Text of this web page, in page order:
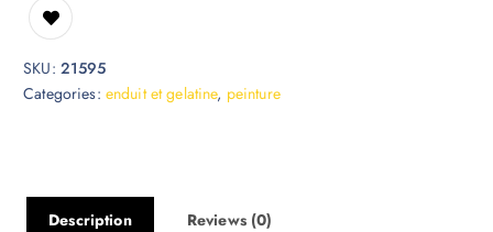
SKU: 21595
Categories: enduit et gelatine, peinture
Description Reviews (0)